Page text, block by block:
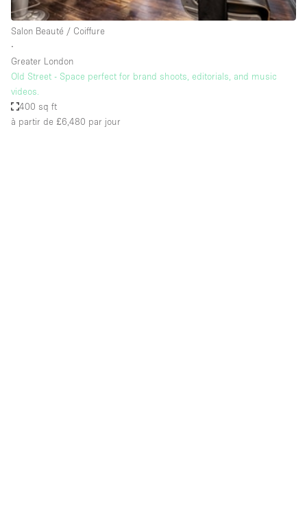
Salle de Conférence
Salle de Réunion
Salon / Festival
Salon Beauté / Coiffure
Studio Photo / Tournage
Étal de Marché
Salon Beauté / Coiffure
∙
Greater London
Old Street - Space perfect for brand shoots, editorials, and music
videos.
400 sq ft
à partir de £6,480 par jour